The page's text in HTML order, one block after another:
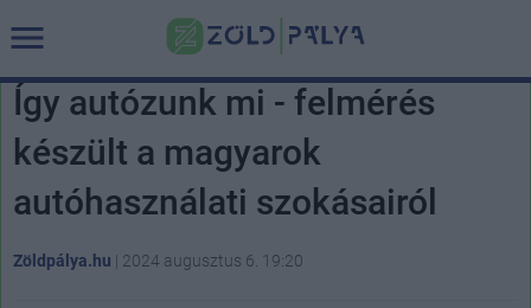
Így autózunk mi - felmérés
készült a magyarok
autóhasználati szokásairól
Zöldpálya.hu | 2024 augusztus 6. 19:20